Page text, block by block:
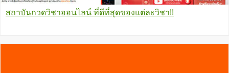
สถาบันกวดวิชาออนไลน์ ที่ดีที่สุดของแต่ละวิชา!!